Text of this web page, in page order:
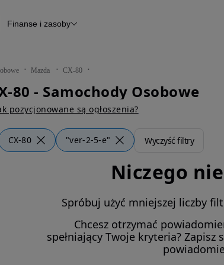
Raport z inspekcji
Otomoto News
Finanse i zasoby
Mazda CX-80
80 - Samochody Osobowe
pozycjonowane są ogłoszenia?
CX-80 "ver-2-5-e" Wyczyść filtry
Niczego
Spróbuj użyć mniejszej liczby
Chcesz otrzymać
spełniający Twoje kryteria?